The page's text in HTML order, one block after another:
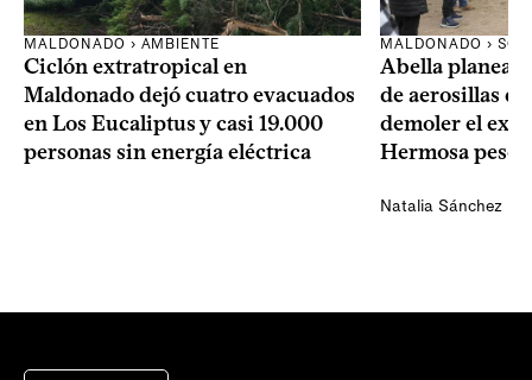
MALDONADO › AMBIENTE
Ciclón extratropical en
Maldonado dejó cuatro evacuados
en Los Eucaliptus y casi 19.000
personas sin energía eléctrica
MALDONADO ›
Abella planea
de aerosillas
demoler el
Hermosa pese
Natalia Sánchez